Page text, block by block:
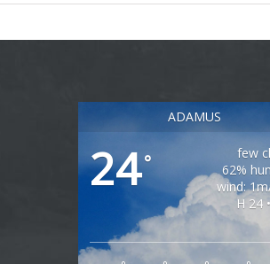
ADAMUS
24°
few
62%
wind:
H 24